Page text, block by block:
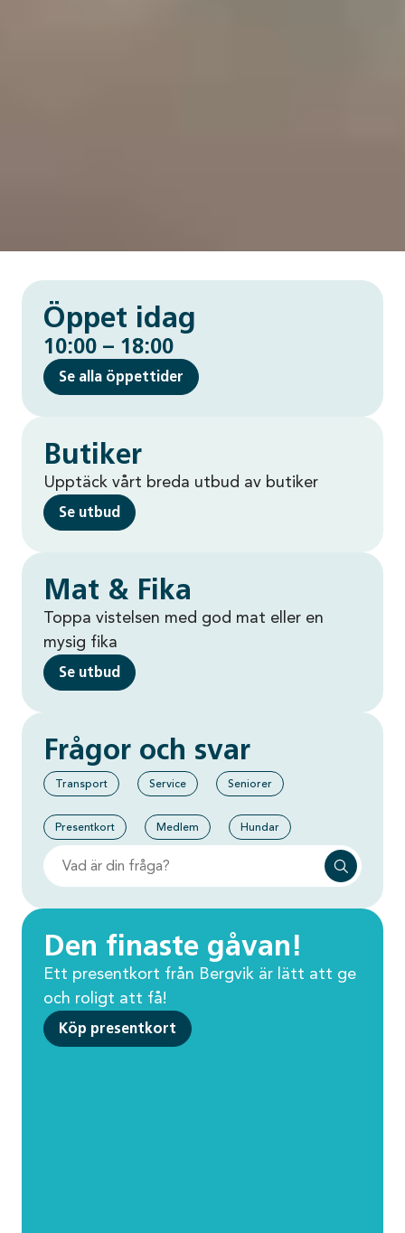
Öppet idag
10:00 – 18:00
Se alla öppettider
Den finaste gåvan!
Ett presentkort från Bergvik är lätt att ge
och roligt att få!
Köp presentkort
Butiker
Upptäck vårt breda utbud av butiker
Se utbud
Mat & Fika
Toppa vistelsen med god mat eller en
mysig fika
Se utbud
Frågor och svar
Transport Service Seniorer
Presentkort Medlem Hundar